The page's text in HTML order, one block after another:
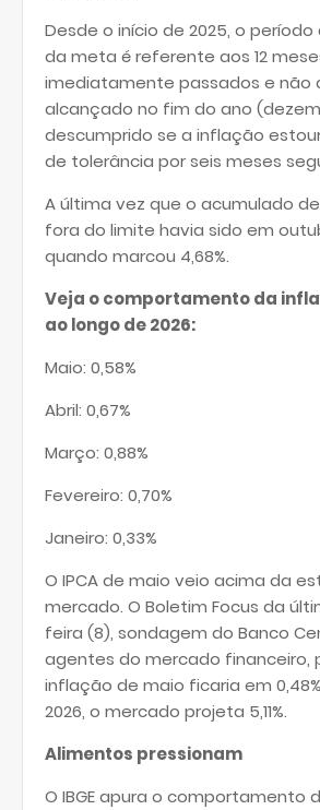
Desde o início de 2025, o
da meta é referente aos 12
imediatamente passados e não
alcançado no fim do ano
descumprido se a inflação
de tolerância por seis meses
A última vez que o acumulado
fora do limite havia sido em
quando marcou 4,68%.
Veja o comportamento da
ao longo de 2026:
Maio: 0,58%
Abril: 0,67%
Março: 0,88%
Fevereiro: 0,70%
Janeiro: 0,33%
O IPCA de maio veio acima da
mercado. O Boletim Focus da
feira (8), sondagem do Banco
agentes do mercado financeiro,
inflação de maio ficaria em
2026, o mercado projeta 5,11%.
Alimentos pressionam
O IBGE apura o comportamento